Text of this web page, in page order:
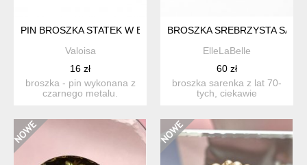
PIN BROSZKA STATEK W BUTELCE MORZE
Valoisa
16 zł
broszka - pin wykonana z
czarnego metalu.
BROSZKA SREBRZYSTA
ElleLaBelle
60 zł
broszka sarenka z lat 70-
tych, ciekawie